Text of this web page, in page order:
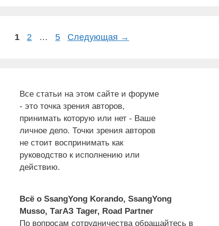
Страница
1 Страница
2 … Страница
5 Следующая →
Все статьи на этом сайте и форуме
- это точка зрения авторов,
принимать которую или нет - Ваше
личное дело. Точки зрения авторов
не стоит воспринимать как
руководство к исполнению или
действию.
Всё о SsangYong Korando, SsangYong
Musso, ТагАЗ Tager, Road Partner
По вопросам сотрудничества обращайтесь в